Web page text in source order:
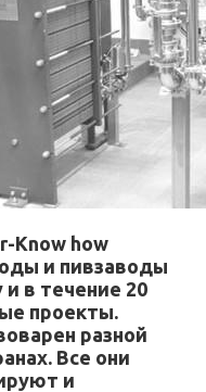
Know how
и пивзаводы
в течение 20
проекты.
разной
Все они
и